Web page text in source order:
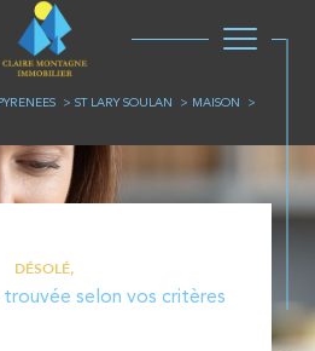
ST LARY SOULAN
MAISON
DÉSOLÉ,
trouvée selon vos critères